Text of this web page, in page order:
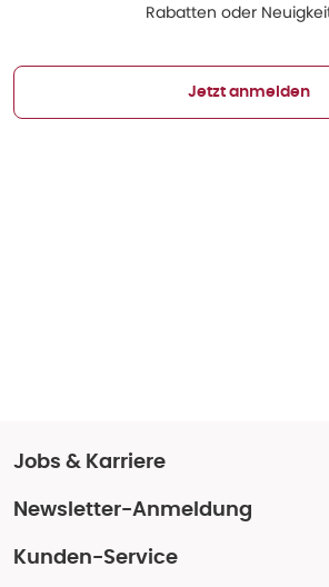
Rabatten oder
Jetzt anmelden
Jobs & Karriere
Newsletter-Anmeldung
Kunden-Service